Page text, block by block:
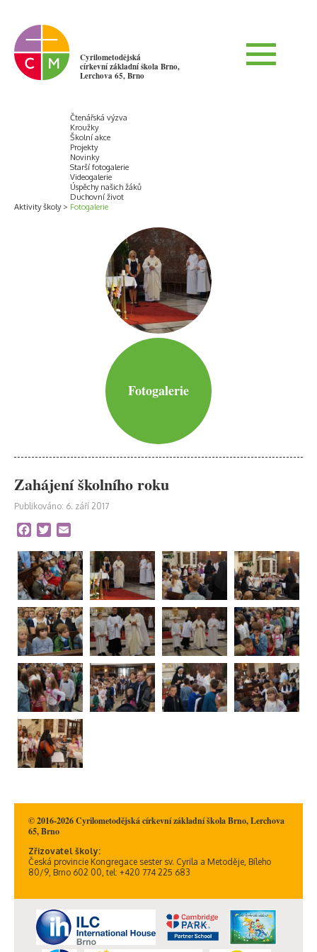
Cyrilometodějská
církevní základní škola Brno,
Lerchova 65, Brno
Aktivity školy
Čtenářská výzva
Kroužky
Školní akce
Projekty
Novinky
Starší fotogalerie
Videogalerie
Úspěchy našich žáků
Duchovní život
Fotogalerie
Fotogalerie
Zahájení školního roku
Publikováno: 6. září 2017
Facebook
Twitter
© 2016-2026 Cyrilometodějská církevní základní škola Brno, Lerchova
65, Brno
Zřizovatel školy:
Česká provincie Kongregace sester sv. Cyrila a Metoděje, Bíleho
80/9, Brno 602 00, tel: +420 774 225 683